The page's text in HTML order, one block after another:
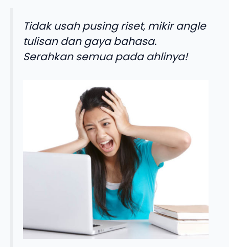
Tidak usah pusing riset, mikir angle
tulisan dan gaya bahasa.
Serahkan semua pada ahlinya!